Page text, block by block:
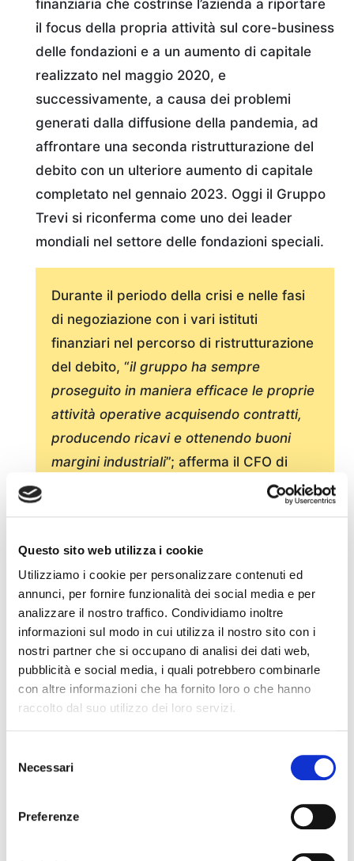
Questo sito web utilizza i cookie
Utilizziamo i cookie per personalizzare contenuti ed
annunci, per fornire funzionalità dei social media e per
analizzare il nostro traffico. Condividiamo inoltre
informazioni sul modo in cui utilizza il nostro sito con i
nostri partner che si occupano di analisi dei dati web,
pubblicità e social media, i quali potrebbero combinarle
con altre informazioni che ha fornito loro o che hanno
raccolto dal suo utilizzo dei loro servizi.
delNecessari
Preferenze
finanziaria che costrinse l’azienda a riportare
il focus della propria attività sul core-business
delle fondazioni e a un aumento di capitale
realizzato nel maggio 2020, e
successivamente, a causa dei problemi
generati dalla diffusione della pandemia, ad
affrontare una seconda ristrutturazione del
debito con un ulteriore aumento di capitale
completato nel gennaio 2023. Oggi il Gruppo
Trevi si riconferma come uno dei leader
mondiali nel settore delle fondazioni speciali.
Durante il periodo della crisi e nelle fasi
di negoziazione con i vari istituti
finanziari nel percorso di ristrutturazione
del debito, “il gruppo ha sempre
proseguito in maniera efficace le proprie
attività operative acquisendo contratti,
producendo ricavi e ottenendo buoni
margini industriali”; afferma il CFO di
Trevi Group Massimo Sala aggiungendo
permettendo di ottenere nuova finanza
aggiuntiva, rispetto al credito bancario
tradizionale, per coprire necessità
temporanee di cassa e gestire
opportunamente il capitale circolante“.
non è stato facile trovare un
sottolinea lo stesso Sala